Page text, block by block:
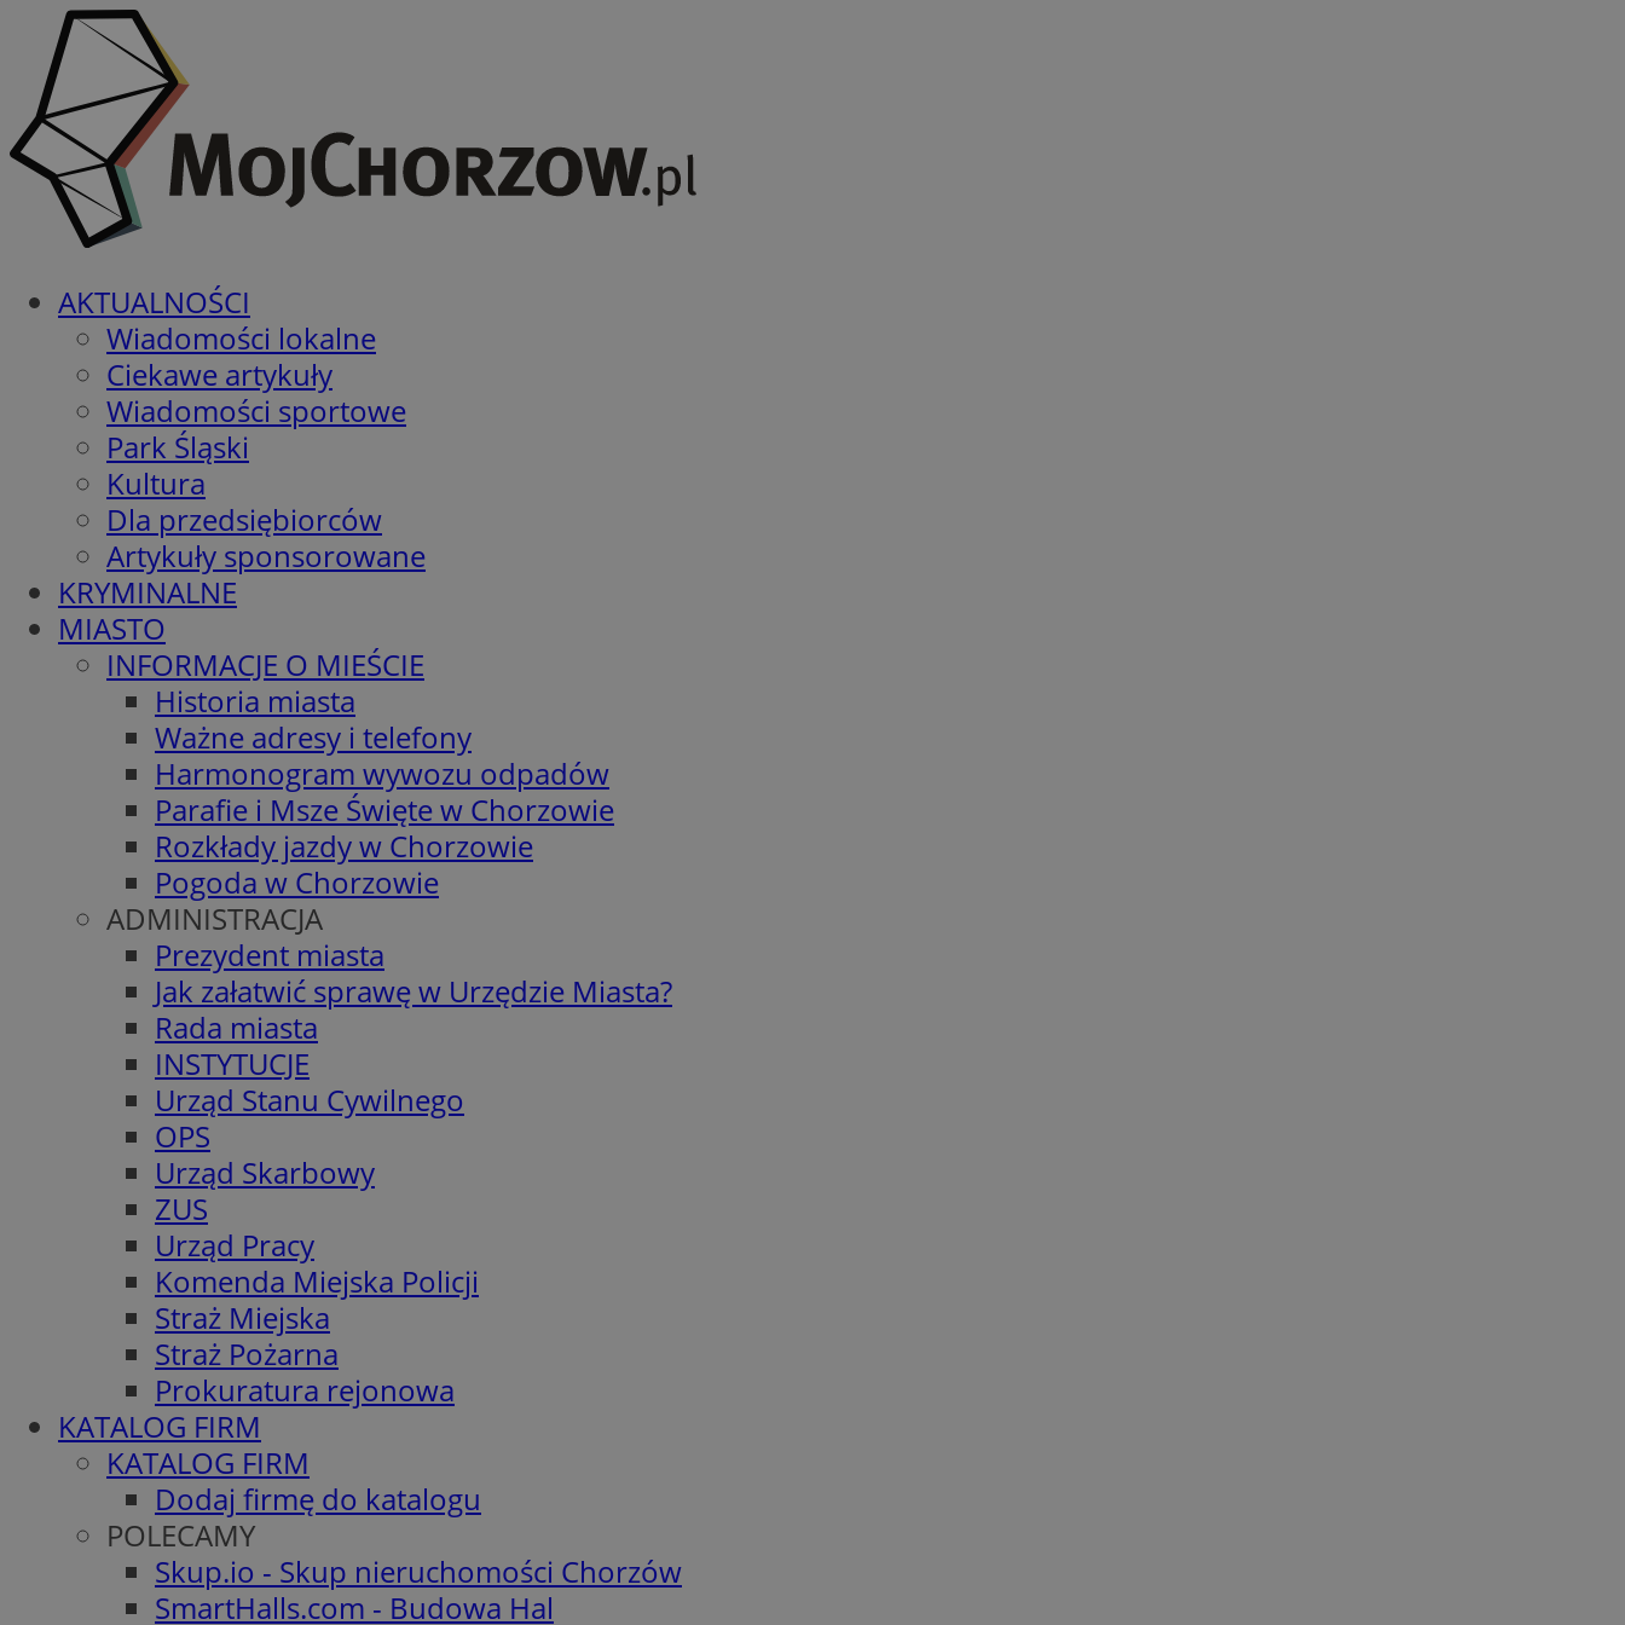
AKTUALNOŚCI
Wiadomości lokalne
Ciekawe artykuły
Wiadomości sportowe
Park Śląski
Kultura
Dla przedsiębiorców
Artykuły sponsorowane
KRYMINALNE
MIASTO
INFORMACJE O MIEŚCIE
Historia miasta
Ważne adresy i telefony
Harmonogram wywozu odpadów
Parafie i Msze Święte w Chorzowie
Rozkłady jazdy w Chorzowie
Pogoda w Chorzowie
ADMINISTRACJA
Prezydent miasta
Jak załatwić sprawę w Urzędzie Miasta?
Rada miasta
INSTYTUCJE
Urząd Stanu Cywilnego
OPS
Urząd Skarbowy
ZUS
Urząd Pracy
Komenda Miejska Policji
Straż Miejska
Straż Pożarna
Prokuratura rejonowa
KATALOG FIRM
KATALOG FIRM
Dodaj firmę do katalogu
POLECAMY
Skup.io - Skup nieruchomości Chorzów
SmartHalls.com - Budowa Hal